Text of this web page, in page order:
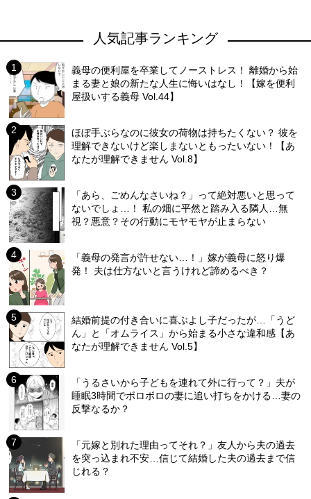
人気記事ランキング
義母の便利屋を卒業してノーストレス！ 離婚から始
まる妻と娘の新たな人生に悔いはなし！【嫁を便利
屋扱いする義母 Vol.44】
ほぼ手ぶらなのに彼女の荷物は持ちたくない？ 彼を
理解できないけど楽しまないともったいない！【あ
なたが理解できません Vol.8】
「あら、ごめんなさいね？」って絶対悪いと思って
ないでしょ…！ 私の畑に平然と踏み入る隣人…無
視？悪意？その行動にモヤモヤが止まらない
「義母の発言が許せない…！」嫁が義母に怒り爆
発！ 夫は仕方ないと言うけれど諦めるべき？
結婚前提の付き合いに喜ぶよし子だったが…「うど
ん」と「オムライス」から始まる小さな違和感【あ
なたが理解できません Vol.5】
「うるさいから子どもを連れて外に行って？」夫が
睡眠3時間でボロボロの妻に追い打ちをかける…妻の
反撃なるか？
「元嫁と別れた理由ってそれ？」友人から夫の過去
を突っ込まれ不安…信じて結婚した夫の過去まで信
じれる？